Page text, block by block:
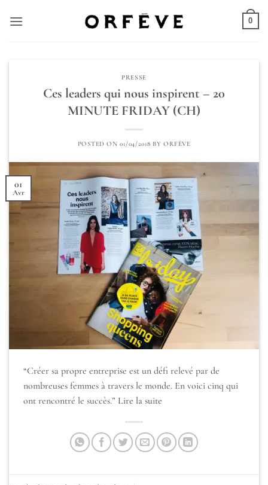
0
PRESSE
Ces leaders qui nous inspirent – 20
MINUTE FRIDAY (CH)
POSTED ON01/04/2018 BYORFÈVE
01
Avr
“Créer sa propre entreprise est un défi relevé par de
nombreuses femmes à travers le monde. En voici cinq qui
ont rencontré le succès.” Lire la suite